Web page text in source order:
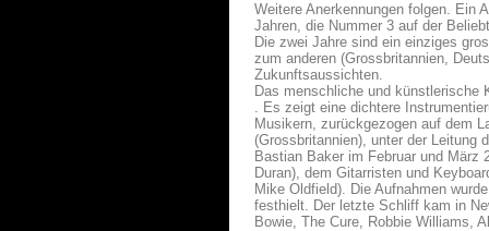
Weitere Anerkennungen folgen. Ein
Jahren, die Nummer 3 auf der
Die zwei Jahre sind ein einziges
zum anderen (Grossbritannien,
Zukunftsaussichten.
Das menschliche und künstlerische
. Es zeigt eine dichtere
Musikern, zurückgezogen auf dem
(Grossbritannien), unter der Leitung
Bastian Baker im Februar und März
Duran), dem Gitarristen und
Mike Oldfield). Die Aufnahmen
festhielt. Der letzte Schliff kam in
Bowie, The Cure, Robbie Williams,